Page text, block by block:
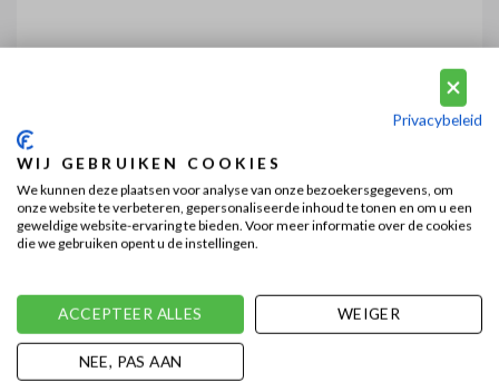
Privacybeleid
WIJ GEBRUIKEN COOKIES
We kunnen deze plaatsen voor analyse van onze bezoekersgegevens, om
onze website te verbeteren, gepersonaliseerde inhoud te tonen en om u een
geweldige website-ervaring te bieden. Voor meer informatie over de cookies
die we gebruiken opent u de instellingen.
ACCEPTEER ALLES WEIGER
NEE, PAS AAN